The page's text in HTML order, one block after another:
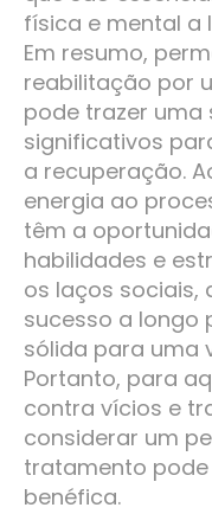
física e mental a
Em resumo,
reabilitação por
pode trazer uma
significativos
a recuperação.
energia ao
têm a
habilidades e
os laços sociais,
sucesso a longo
sólida para uma
Portanto, para
contra vícios e
considerar um
tratamento
benéfica.